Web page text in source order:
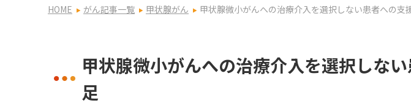
HOME がん記事一覧 甲状腺がん 甲状腺微小がんへの治療介入を選択しない患者への支
甲状腺微小がんへの治療介入を選択しな
足